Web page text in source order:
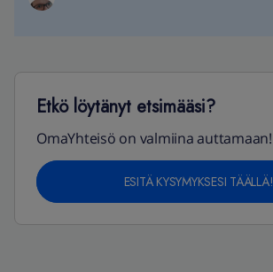
Etkö löytänyt etsimääsi?
OmaYhteisö on valmiina auttamaan!
ESITÄ KYSYMYKSESI TÄÄLLÄ!